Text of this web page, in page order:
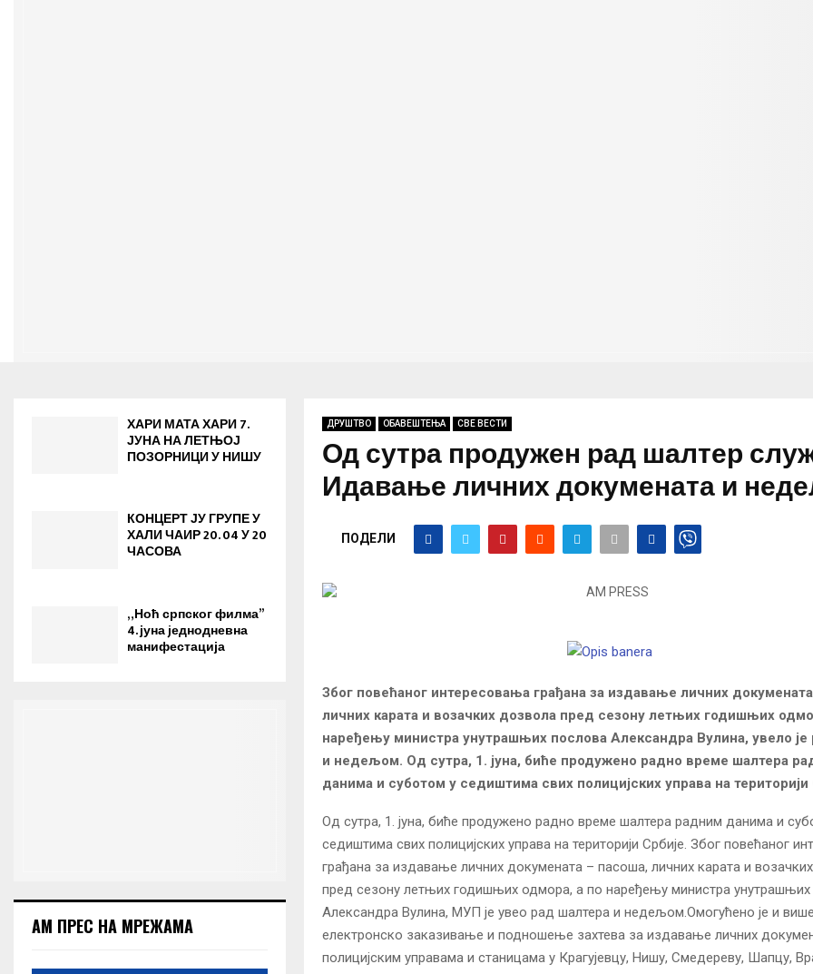
ДРУШТВО ОБАВЕШТЕЊА СВЕ ВЕСТИ
Од сутра продужен рад шалтер
Идавање личних докумената и
ПОДЕЛИ
Због повећаног интересовања грађана за издавање личних
личних карата и возачких дозвола пред сезону летњих годишњих
наређењу министра унутрашњих послова Александра Вулина, увело је
и недељом. Од сутра, 1. јуна, биће продужено радно време шалтера
данима и суботом у седиштима свих полицијских управа на територији
Од сутра, 1. јуна, биће продужено радно време шалтера радним данима и
седиштима свих полицијских управа на територији Србије. Због повећаног
грађана за издавање личних докумената – пасоша, личних карата и
пред сезону летњих годишњих одмора, а по наређењу министра унутрашњих
Александра Вулина, МУП је увео рад шалтера и недељом.Омогућено је и
електронско заказивање и подношење захтева за издавање личних
полицијским управама и станицама у Крагујевцу, Нишу, Смедереву, Шапцу,
ХАРИ МАТА ХАРИ 7.
ЈУНА НА ЛЕТЊОЈ
ПОЗОРНИЦИ У НИШУ
КОНЦЕРТ ЈУ ГРУПЕ У
ХАЛИ ЧАИР 20. 04 У 20
ЧАСОВА
„Ноћ српског филма”
4. јуна jеднодневна
манифестација
АМ ПРЕС НА МРЕЖАМА